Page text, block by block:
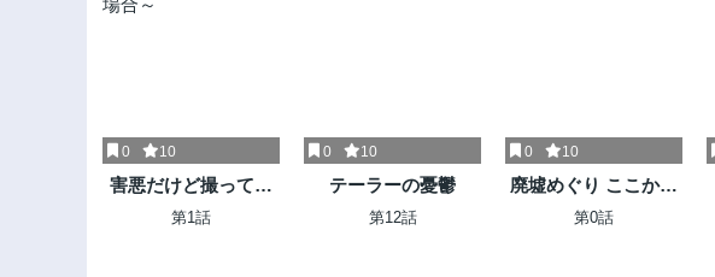
0 10
害悪だけど撮ってく
れますか?～バズ中毒
第1話
0 10
テーラーの憂鬱
第12話
0 10
廃墟めぐり ここから
先は自己責任です!
第0話